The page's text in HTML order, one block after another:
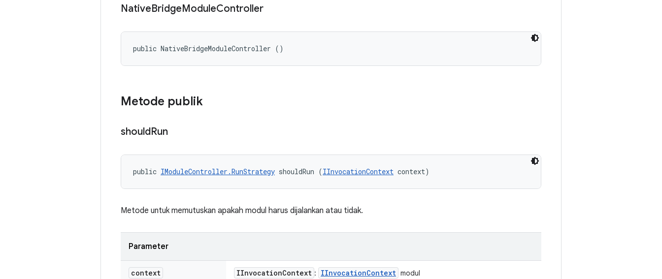
NativeBridgeModuleController
public NativeBridgeModuleController ()
Metode publik
shouldRun
public IModuleController.RunStrategy shouldRun (IInvocationContext context)
Metode untuk memutuskan apakah modul harus dijalankan atau tidak.
Parameter
context IInvocationContext : IInvocationContext modul